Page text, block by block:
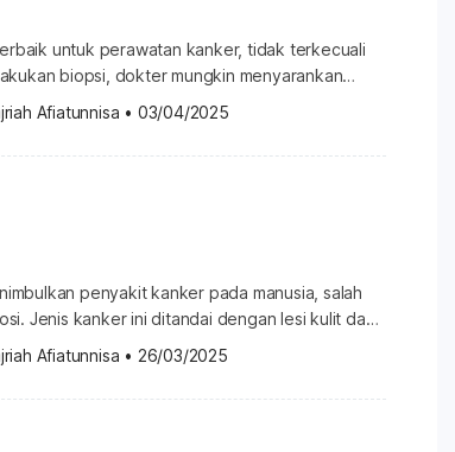
untuk perawatan kanker, tidak terkecuali
biopsi, dokter mungkin menyarankan
PSA sebagai langkah awal pemeriksaan.
Adakah hal-hal khusus yang harus dipersiapkan
informasinya melalui uraian berikut. Apa itu tes
Afiatunnisa • 03/04/2025
penyakit kanker pada manusia, salah
Jenis kanker ini ditandai dengan lesi kulit dan
Ketahui penyebab, gejala, dan cara
itu sarkoma Kaposi? Sarkoma Kaposi atau
penyakit kanker yang berkembang di
Afiatunnisa • 26/03/2025